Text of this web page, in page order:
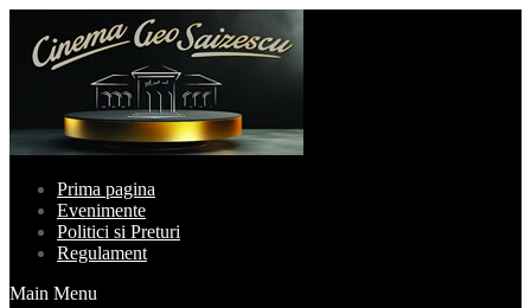
Prima pagina
Evenimente
Politici si Preturi
Regulament
Main Menu